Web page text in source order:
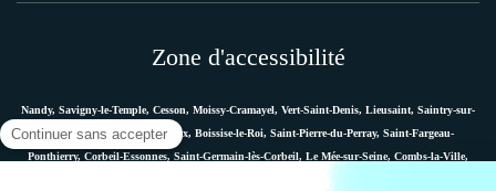
Zone d'accessibilité
Nandy, Savigny-le-Temple, Cesson, Moissy-Cramayel, Vert-Saint-Denis, Lieusaint, Saintry-sur-
Seine, Le Coudray-Montceaux, Boissise-le-Roi, Saint-Pierre-du-Perray, Saint-Fargeau-
Ponthierry, Corbeil-Essonnes, Saint-Germain-lès-Corbeil, Le Mée-sur-Seine, Combs-la-Ville,